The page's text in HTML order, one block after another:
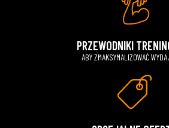
PRZEWODNIKI
ABY ZMAKSYMALIZOWAĆ